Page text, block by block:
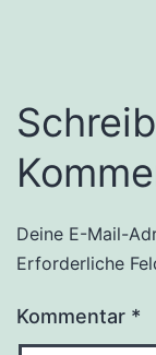
Deine E-Mail-
Erforderliche
Kommentar *